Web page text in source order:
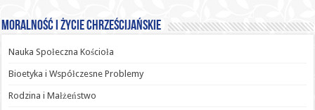
Moralność i Życie Chrześcijańskie
Nauka Społeczna Kościoła
Bioetyka i Współczesne Problemy
Rodzina i Małżeństwo